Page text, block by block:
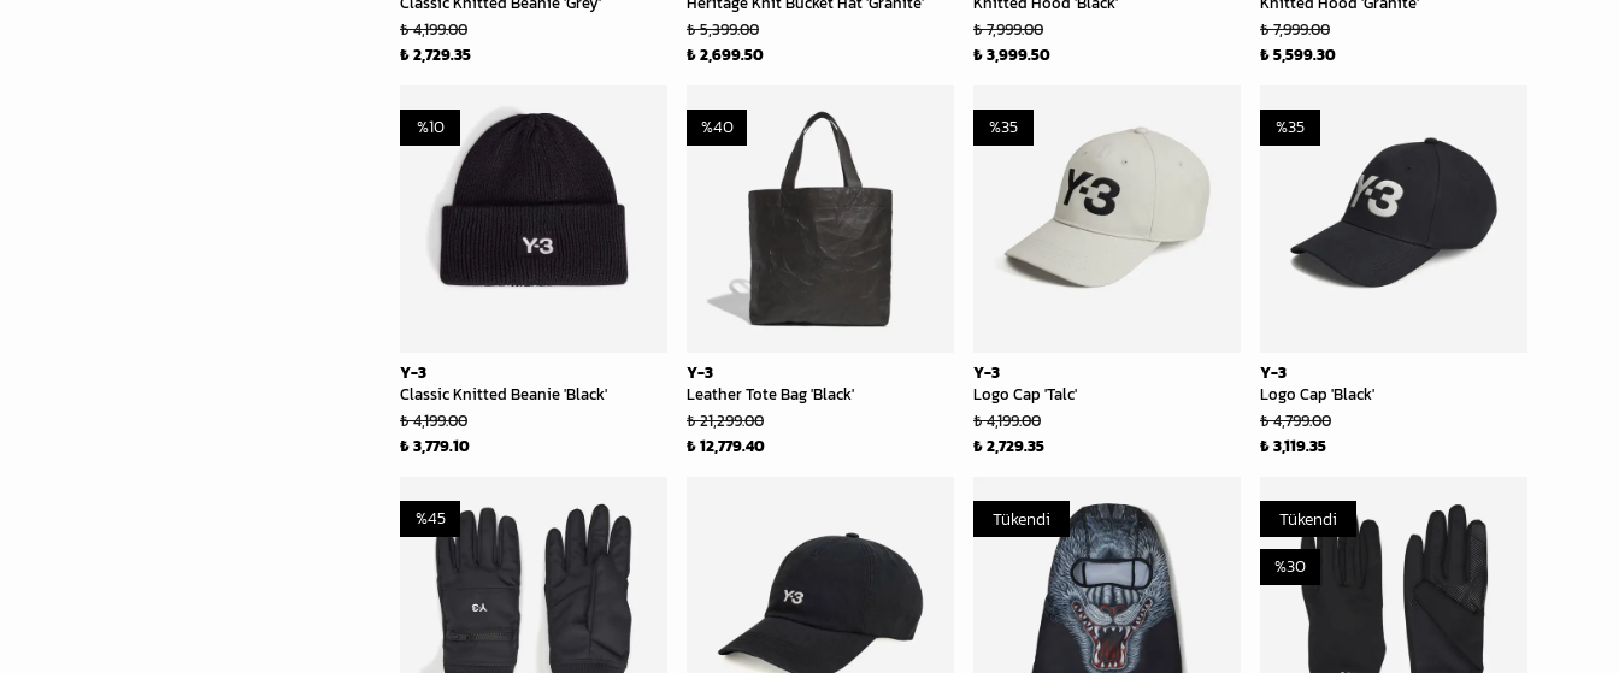
₺ 4,199.00
₺ 2,729.35
₺ 5,399.00
₺ 2,699.50
₺ 7,999.00
₺ 3,999.50
₺ 7,999.00
₺ 5,599.30
Y-3
Classic Knitted Beanie 'Black'
%10
₺ 4,199.00
₺ 3,779.10
Y-3
Leather Tote Bag 'Black'
%40
₺ 21,299.00
₺ 12,779.40
Y-3
Logo Cap 'Talc'
%35
₺ 4,199.00
₺ 2,729.35
Y-3
Logo Cap 'Black'
%35
₺ 4,799.00
₺ 3,119.35
%45 Tükendi Tükendi
%30